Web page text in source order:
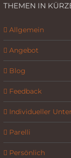
THEMEN IN
Allgemein
Angebot
Blog
Feedback
Individueller
Parelli
Persönlich